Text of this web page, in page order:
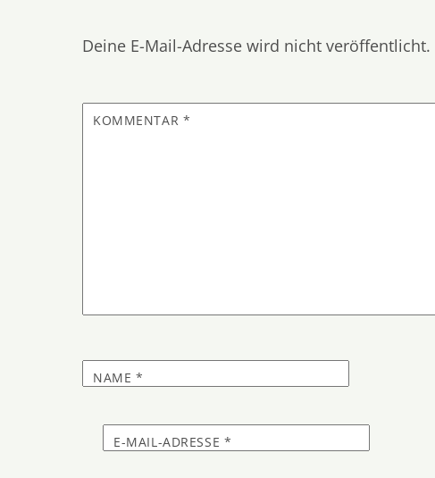
Deine E-Mail-Adresse wird nicht veröffentlicht.
KOMMENTAR *
NAME *
E-MAIL-ADRESSE *